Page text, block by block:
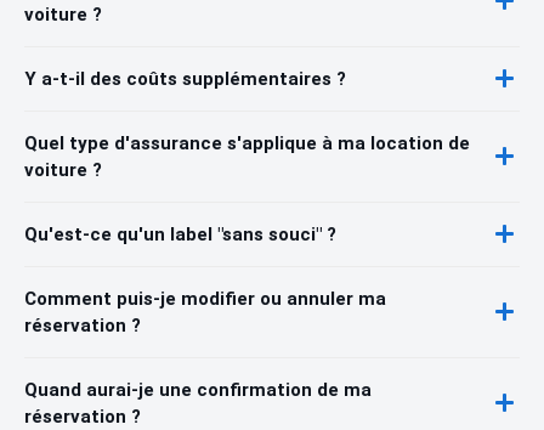
voiture ?
Y a-t-il des coûts supplémentaires ?
Quel type d'assurance s'applique à ma location de
voiture ?
Qu'est-ce qu'un label "sans souci" ?
Comment puis-je modifier ou annuler ma
réservation ?
Quand aurai-je une confirmation de ma
réservation ?